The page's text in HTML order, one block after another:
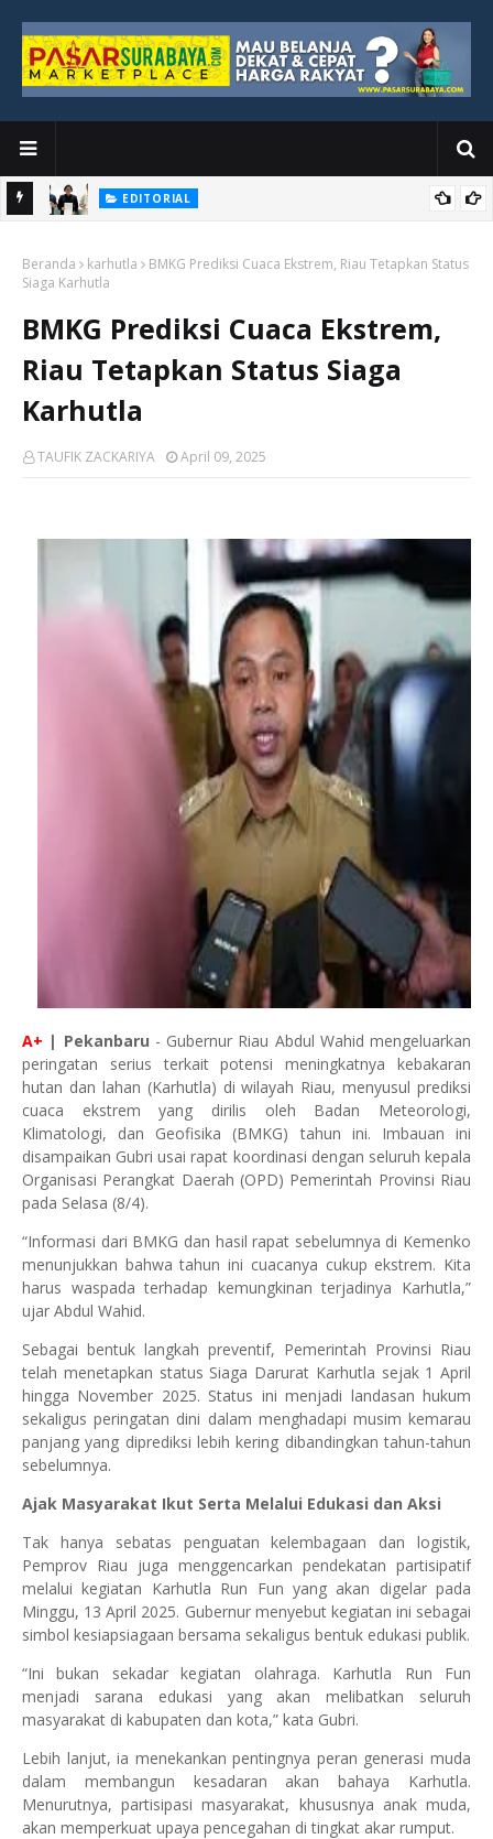
EDITORIAL
Beranda karhutla
BMKG Prediksi Cuaca Ekstrem, Riau Tetapkan Status
Siaga Karhutla
BMKG Prediksi Cuaca Ekstrem,
Riau Tetapkan Status Siaga
Karhutla
TAUFIK ZACKARIYA April 09, 2025
A+ | Pekanbaru - Gubernur Riau Abdul Wahid mengeluarkan
peringatan serius terkait potensi meningkatnya kebakaran
hutan dan lahan (Karhutla) di wilayah Riau, menyusul prediksi
cuaca ekstrem yang dirilis oleh Badan Meteorologi,
Klimatologi, dan Geofisika (BMKG) tahun ini. Imbauan ini
disampaikan Gubri usai rapat koordinasi dengan seluruh kepala
Organisasi Perangkat Daerah (OPD) Pemerintah Provinsi Riau
pada Selasa (8/4).
“Informasi dari BMKG dan hasil rapat sebelumnya di Kemenko
menunjukkan bahwa tahun ini cuacanya cukup ekstrem. Kita
harus waspada terhadap kemungkinan terjadinya Karhutla,”
ujar Abdul Wahid.
Sebagai bentuk langkah preventif, Pemerintah Provinsi Riau
telah menetapkan status Siaga Darurat Karhutla sejak 1 April
hingga November 2025. Status ini menjadi landasan hukum
sekaligus peringatan dini dalam menghadapi musim kemarau
panjang yang diprediksi lebih kering dibandingkan tahun-tahun
sebelumnya.
Ajak Masyarakat Ikut Serta Melalui Edukasi dan Aksi
Tak hanya sebatas penguatan kelembagaan dan logistik,
Pemprov Riau juga menggencarkan pendekatan partisipatif
melalui kegiatan Karhutla Run Fun yang akan digelar pada
Minggu, 13 April 2025. Gubernur menyebut kegiatan ini sebagai
simbol kesiapsiagaan bersama sekaligus bentuk edukasi publik.
“Ini bukan sekadar kegiatan olahraga. Karhutla Run Fun
menjadi sarana edukasi yang akan melibatkan seluruh
masyarakat di kabupaten dan kota,” kata Gubri.
Lebih lanjut, ia menekankan pentingnya peran generasi muda
dalam membangun kesadaran akan bahaya Karhutla.
Menurutnya, partisipasi masyarakat, khususnya anak muda,
akan memperkuat upaya pencegahan di tingkat akar rumput.